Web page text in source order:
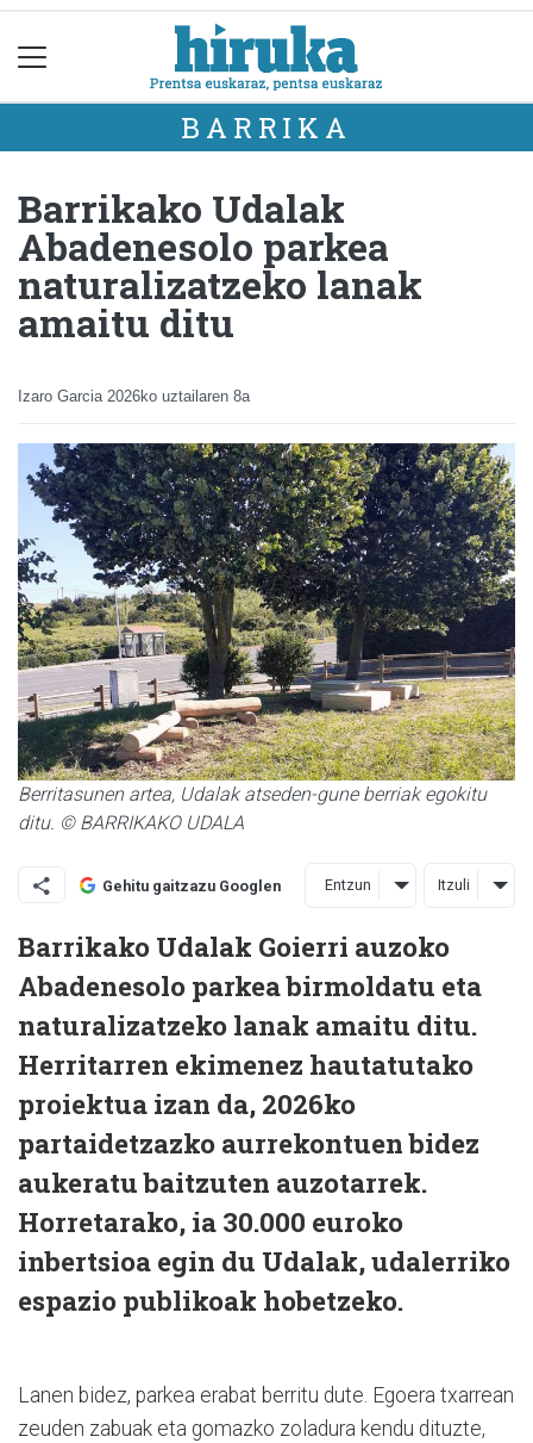
BARRIKA
Barrikako Udalak
Abadenesolo parkea
naturalizatzeko lanak
amaitu ditu
Izaro Garcia 2026ko uztailaren 8a
Berritasunen artea, Udalak atseden-gune berriak egokitu
ditu. © BARRIKAKO UDALA
Gehitu gaitzazu Googlen Entzun Itzuli
Barrikako Udalak Goierri auzoko
Abadenesolo parkea birmoldatu eta
naturalizatzeko lanak amaitu ditu.
Herritarren ekimenez hautatutako
proiektua izan da, 2026ko
partaidetzazko aurrekontuen bidez
aukeratu baitzuten auzotarrek.
Horretarako, ia 30.000 euroko
inbertsioa egin du Udalak, udalerriko
espazio publikoak hobetzeko.
Lanen bidez, parkea erabat berritu dute. Egoera txarrean
zeuden zabuak eta gomazko zoladura kendu dituzte,